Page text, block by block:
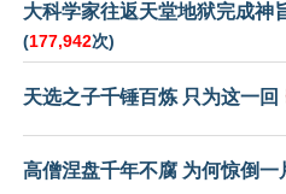
大科学家往返天堂地狱完成神
(177,942次)
天选之子千锤百炼 只为这一回
高僧涅盘千年不腐 为何惊倒一